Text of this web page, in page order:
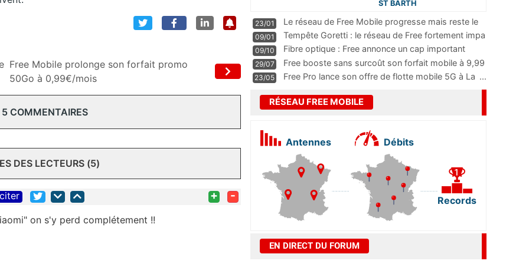
Free Mobile prolonge son forfait promo
50Go à 0,99€/mois
COMMENTAIRES
DES LECTEURS (5)
citer + -
on s'y perd complétement !!
ST BARTH
23/01
Le réseau de Free Mobile progresse mais reste le
m
...
09/01
Tempête Goretti : le réseau de Free fortement impa
09/10
Fibre optique : Free annonce un cap important
pass
...
29/07
Free booste sans surcoût son forfait mobile à 9,99
23/05 Free Pro lance son offre de flotte mobile 5G à La ...
RÉSEAU FREE MOBILE
Antennes Débits
Records
EN DIRECT DU FORUM